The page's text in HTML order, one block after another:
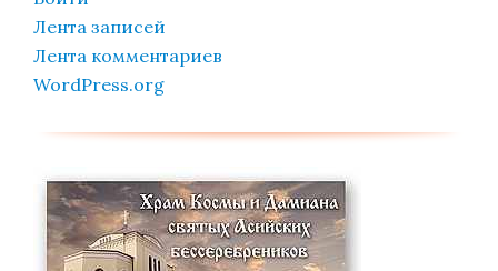
Лента записей
Лента комментариев
WordPress.org